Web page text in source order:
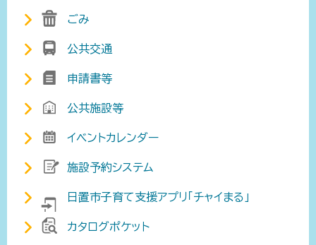
ごみ
公共交通
申請書等
公共施設等
イベントカレンダー
施設予約システム
日置市子育て支援アプリ「チャイまる」
カタログポケット